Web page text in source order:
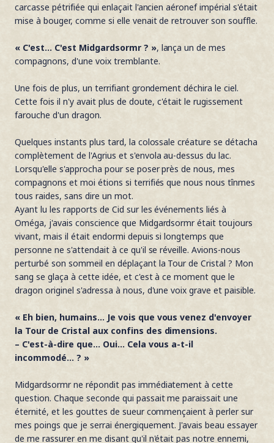
carcasse pétrifiée qui enlaçait l'ancien aéronef impérial s'était
mise à bouger, comme si elle venait de retrouver son souffle.
« C'est... C'est Midgardsormr ? », lança un de mes
compagnons, d'une voix tremblante.
Une fois de plus, un terrifiant grondement déchira le ciel.
Cette fois il n'y avait plus de doute, c'était le rugissement
farouche d'un dragon.
Quelques instants plus tard, la colossale créature se détacha
complètement de l'Agrius et s'envola au-dessus du lac.
Lorsqu'elle s'approcha pour se poser près de nous, mes
compagnons et moi étions si terrifiés que nous nous tînmes
tous raides, sans dire un mot.
Ayant lu les rapports de Cid sur les événements liés à
Oméga, j'avais conscience que Midgardsormr était toujours
vivant, mais il était endormi depuis si longtemps que
personne ne s'attendait à ce qu'il se réveille. Avions-nous
perturbé son sommeil en déplaçant la Tour de Cristal ? Mon
sang se glaça à cette idée, et c'est à ce moment que le
dragon originel s'adressa à nous, d'une voix grave et paisible.
« Eh bien, humains... Je vois que vous venez d'envoyer
la Tour de Cristal aux confins des dimensions.
– C'est-à-dire que... Oui... Cela vous a-t-il
incommodé... ? »
Midgardsormr ne répondit pas immédiatement à cette
question. Chaque seconde qui passait me paraissait une
éternité, et les gouttes de sueur commençaient à perler sur
mes poings que je serrai énergiquement. J'avais beau essayer
de me rassurer en me disant qu'il n'était pas notre ennemi,